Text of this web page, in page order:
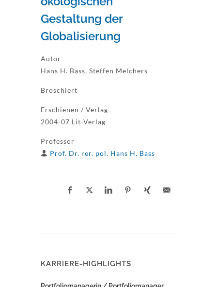
Gestaltung der
Globalisierung
Autor
Hans H. Bass, Steffen Melchers
Broschiert
Erschienen / Verlag
2004-07 Lit-Verlag
Professor
Prof. Dr. rer. pol. Hans H. Bass
KARRIERE-HIGHLIGHTS